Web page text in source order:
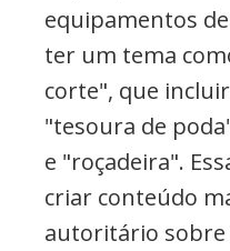
equipamentos
ter um tema
corte", que
"tesoura de
e "roçadeira".
criar conteúdo
autoritário